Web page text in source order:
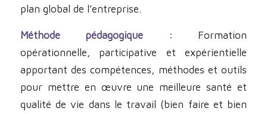
plan global de l’entreprise.
Méthode pédagogique : Formation
opérationnelle, participative et expérientielle
apportant des compétences, méthodes et outils
pour mettre en œuvre une meilleure santé et
qualité de vie dans le travail (bien faire et bien